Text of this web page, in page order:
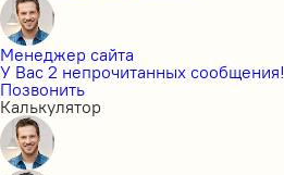
Менеджер сайта
У Вас 2 непрочитанных сообщения!
Позвонить
Калькулятор